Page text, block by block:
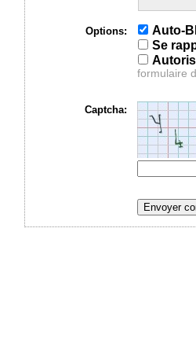
Options:
Auto-
Se
formulaire
Captcha: